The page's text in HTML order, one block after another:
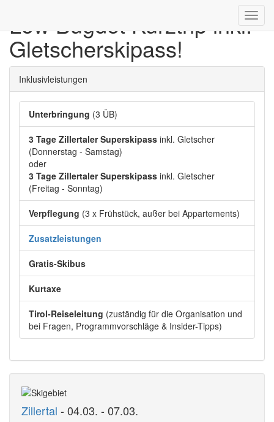
Low Bugdet Kurztrip inkl.
Gletscherskipass!
Inklusivleistungen
Unterbringung (3 ÜB)
3 Tage Zillertaler Superskipass inkl. Gletscher
(Donnerstag - Samstag)
oder
3 Tage Zillertaler Superskipass inkl. Gletscher
(Freitag - Sonntag)
Verpflegung (3 x Frühstück, außer bei Appartements)
Zusatzleistungen
Gratis-Skibus
Kurtaxe
Tirol-Reiseleitung (zuständig für die Organisation und
bei Fragen, Programmvorschläge & Insider-Tipps)
Zillertal - 04.03. - 07.03.